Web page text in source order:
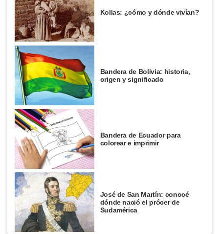
Kollas: ¿cómo y dónde vivían?
Bandera de Bolivia: historia,
origen y significado
Bandera de Ecuador para
colorear e imprimir
José de San Martín: conocé
dónde nació el prócer de
Sudamérica